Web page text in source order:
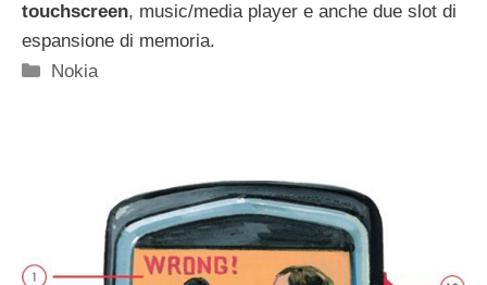
touchscreen, music/media player e anche due slot di
espansione di memoria.
Categorie
Nokia